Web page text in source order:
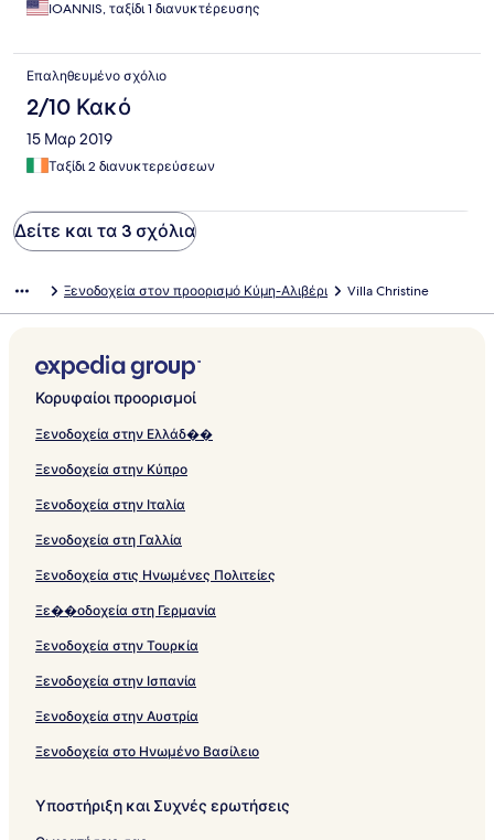
IOANNIS, ταξίδι 1 διανυκτέρευσης
Επαληθευμένο σχόλιο
2/10 Κακό
15 Μαρ 2019
Ταξίδι 2 διανυκτερεύσεων
Δείτε και τα 3 σχόλια
Ξενοδοχεία στον προορισμό Κύμη-Αλιβέρι Villa Christine
Κορυφαίοι προορισμοί
Ξενοδοχεία στην Ελλάδ��
Ξενοδοχεία στην Κύπρο
Ξενοδοχεία στην Ιταλία
Ξενοδοχεία στη Γαλλία
Ξενοδοχεία στις Ηνωμένες Πολιτείες
Ξε��οδοχεία στη Γερμανία
Ξενοδοχεία στην Τουρκία
Ξενοδοχεία στην Ισπανία
Ξενοδοχεία στην Αυστρία
Ξενοδοχεία στο Ηνωμένο Βασίλειο
Υποστήριξη και Συχνές ερωτήσεις